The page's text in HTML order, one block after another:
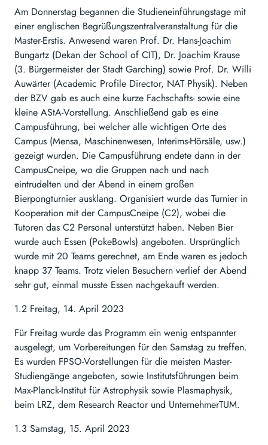
Am Donnerstag begannen die Studieneinführungstage mit
einer englischen Begrüßungszentralveranstaltung für die
Master-Erstis. Anwesend waren Prof. Dr. Hans-Joachim
Bungartz (Dekan der School of CIT), Dr. Joachim Krause
(3. Bürgermeister der Stadt Garching) sowie Prof. Dr. Willi
Auwärter (Academic Profile Director, NAT Physik). Neben
der BZV gab es auch eine kurze Fachschafts- sowie eine
kleine AStA-Vorstellung. Anschließend gab es eine
Campusführung, bei welcher alle wichtigen Orte des
Campus (Mensa, Maschinenwesen, Interims-Hörsäle, usw.)
gezeigt wurden. Die Campusführung endete dann in der
CampusCneipe, wo die Gruppen nach und nach
eintrudelten und der Abend in einem großen
Bierpongturnier ausklang. Organisiert wurde das Turnier in
Kooperation mit der CampusCneipe (C2), wobei die
Tutoren das C2 Personal unterstützt haben. Neben Bier
wurde auch Essen (PokeBowls) angeboten. Ursprünglich
wurde mit 20 Teams gerechnet, am Ende waren es jedoch
knapp 37 Teams. Trotz vielen Besuchern verlief der Abend
sehr gut, einmal musste Essen nachgekauft werden.
1.2 Freitag, 14. April 2023
Für Freitag wurde das Programm ein wenig entspannter
ausgelegt, um Vorbereitungen für den Samstag zu treffen.
Es wurden FPSO-Vorstellungen für die meisten Master-
Studiengänge angeboten, sowie Institutsführungen beim
Max-Planck-Institut für Astrophysik sowie Plasmaphysik,
beim LRZ, dem Research Reactor und UnternehmerTUM.
1.3 Samstag, 15. April 2023